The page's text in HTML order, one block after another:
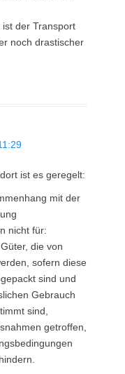
der Transport
noch drastischer
ist es geregelt:
mit der
nicht für:
die von
sofern diese
sind und
Gebrauch
sind,
getroffen,